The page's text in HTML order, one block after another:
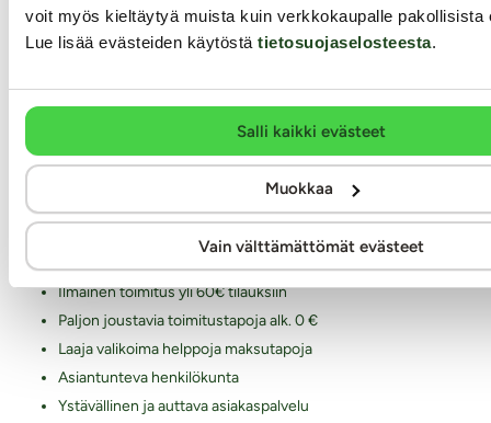
voit myös kieltäytyä muista kuin verkkokaupalle pakollisista
Lue lisää evästeiden käytöstä tietosuojaselosteesta.
Salli kaikki evästeet
Muokkaa
Vain välttämättömät evästeet
Lähetysseuranta
Markkinointi ja yhteistyöt
Miksi juuri Kaalimato.com
Laaja ja monipuolinen valikoima eroottisia tuotteita
Arkisin ennen klo 14 tehdyt tilaukset lähetetään vielä samana
Ilmainen toimitus yli 60€ tilauksiin
Paljon joustavia toimitustapoja alk. 0 €
Laaja valikoima helppoja maksutapoja
Asiantunteva henkilökunta
Ystävällinen ja auttava asiakaspalvelu